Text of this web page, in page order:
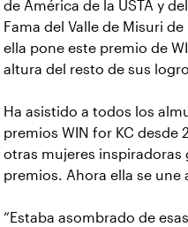
de América de la USTA y
Fama del Valle de Misuri de
ella pone este premio de
altura del resto de sus
Ha asistido a todos los
premios WIN for KC desde
otras mujeres inspiradoras
premios. Ahora ella se une
“Estaba asombrado de